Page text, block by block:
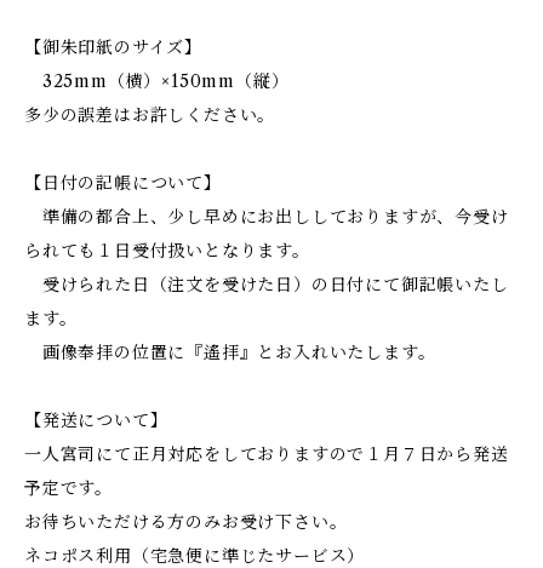
【御朱印紙のサイズ】
325mm（横）×150mm（縦）
多少の誤差はお許しください。
【日付の記帳について】
準備の都合上、少し早めにお出ししておりますが、今受け
られても１日受付扱いとなります。
受けられた日（注文を受けた日）の日付にて御記帳いたし
ます。
画像奉拝の位置に『遙拝』とお入れいたします。
【発送について】
一人宮司にて正月対応をしておりますので１月７日から発送
予定です。
お待ちいただける方のみお受け下さい。
ネコポス利用（宅急便に準じたサービス）